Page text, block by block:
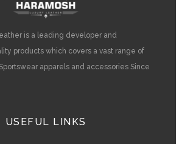
is a leading developer and
products which covers a vast range of
apparels and accessories Since
USEFUL LINKS